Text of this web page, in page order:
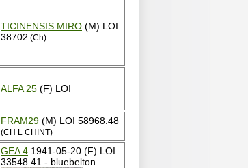
TICINENSIS MIRO (M) LOI
38702 (Ch)
ALFA 25 (F) LOI
FRAM29 (M) LOI 58968.48
(CH L CHINT)
GEA 4 1941-05-20 (F) LOI
33548.41 - bluebelton